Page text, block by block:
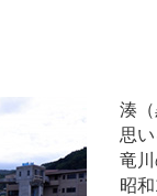
湊
思
竜
昭